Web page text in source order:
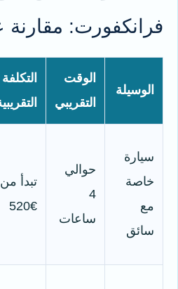
فرانكفورت: مقارنة
الوسيلة
الوقت
التقريبي
التكلفة
سيارة
خاصة
مع
سائق
حوالي
4
ساعات
تبدأ من
€520